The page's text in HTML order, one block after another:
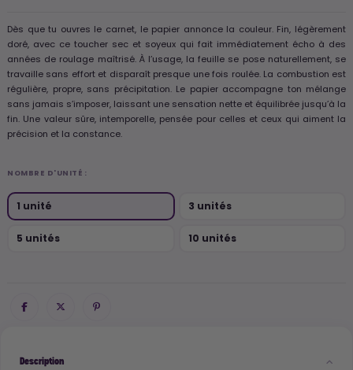
Dès que tu ouvres le carnet, le papier annonce la couleur. Fin, légèrement
doré, avec ce toucher sec et soyeux qui fait immédiatement écho à des
années de roulage maîtrisé. À l’usage, la feuille se pose naturellement, se
travaille sans effort et disparaît presque une fois roulée. La combustion est
régulière, propre, sans précipitation. Le papier accompagne ton mélange
sans jamais s’imposer, laissant une sensation nette et équilibrée jusqu’à la
fin. Une valeur sûre, intemporelle, pensée pour celles et ceux qui aiment la
précision et la constance.
NOMBRE D'UNITÉ :
1 unité 3 unités
5 unités 10 unités
Description